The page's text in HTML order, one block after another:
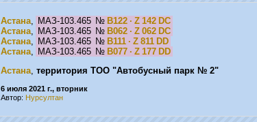
Астана, МАЗ-103.465 № B122 · Z 142 DC
Астана, МАЗ-103.465 № B062 · Z 062 DC
Астана, МАЗ-103.465 № B111 · Z 811 DD
Астана, МАЗ-103.465 № B077 · Z 177 DD
Астана, территория ТОО "Автобусный парк № 2"
6 июля 2021 г., вторник
Автор: Нурсултан